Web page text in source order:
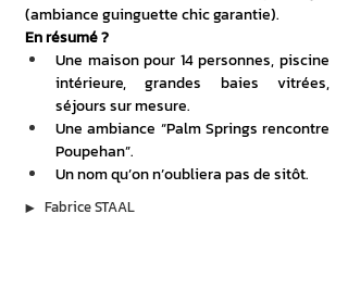
(ambiance guinguette chic garantie).
En résumé ?
Une maison pour 14 personnes, piscine
intérieure, grandes baies vitrées,
séjours sur mesure.
Une ambiance “Palm Springs rencontre
Poupehan”.
Un nom qu’on n’oubliera pas de sitôt.
▶︎ Fabrice STAAL